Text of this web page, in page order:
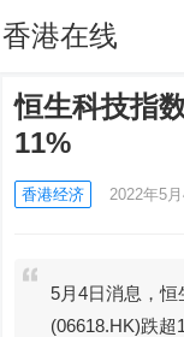
香港在线
恒生科技指
11%
香港经济 2022年5
5月4日消息，
(06618.HK)跌